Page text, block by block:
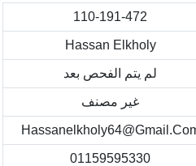
110-191-472
Hassan Elkholy
لم يتم الفحص بعد
غير مصنف
01159595330